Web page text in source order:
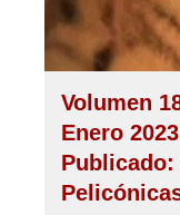
Volumen
Enero
Publicado: